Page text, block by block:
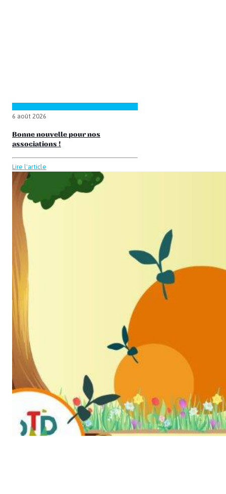
6 août 2026
Bonne nouvelle pour nos
associations !
Lire l'article